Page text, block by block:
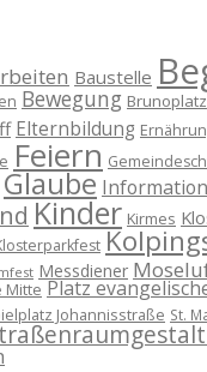
Baustelle
Bewegung Brunoplatz
Elternbildung
Feiern
Glaube
Kinder Kirmes
Messdiener
Mitte Platz
Johannisstraße St.